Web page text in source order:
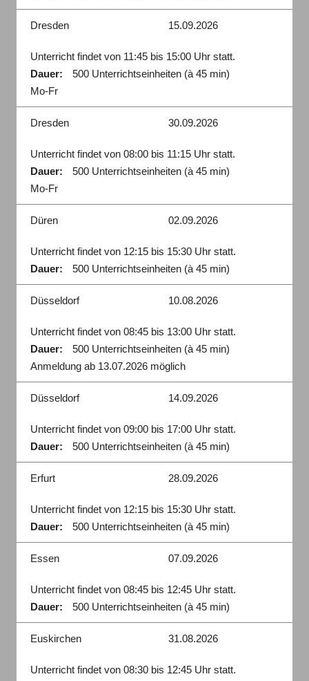
Dresden 15.09.2026
Unterricht findet von 11:45 bis 15:00 Uhr statt.
Dauer:
500 Unterrichtseinheiten (à 45 min)
Mo-Fr
Dresden 30.09.2026
Unterricht findet von 08:00 bis 11:15 Uhr statt.
Dauer:
500 Unterrichtseinheiten (à 45 min)
Mo-Fr
Düren 02.09.2026
Unterricht findet von 12:15 bis 15:30 Uhr statt.
Dauer:
500 Unterrichtseinheiten (à 45 min)
Düsseldorf 10.08.2026
Unterricht findet von 08:45 bis 13:00 Uhr statt.
Dauer:
500 Unterrichtseinheiten (à 45 min)
Anmeldung ab 13.07.2026 möglich
Düsseldorf 14.09.2026
Unterricht findet von 09:00 bis 17:00 Uhr statt.
Dauer:
500 Unterrichtseinheiten (à 45 min)
Erfurt 28.09.2026
Unterricht findet von 12:15 bis 15:30 Uhr statt.
Dauer:
500 Unterrichtseinheiten (à 45 min)
Essen 07.09.2026
Unterricht findet von 08:45 bis 12:45 Uhr statt.
Dauer:
500 Unterrichtseinheiten (à 45 min)
Euskirchen 31.08.2026
Unterricht findet von 08:30 bis 12:45 Uhr statt.